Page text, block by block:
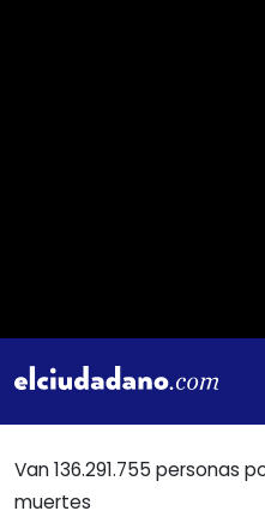
Van 136.291.755 personas
muertes